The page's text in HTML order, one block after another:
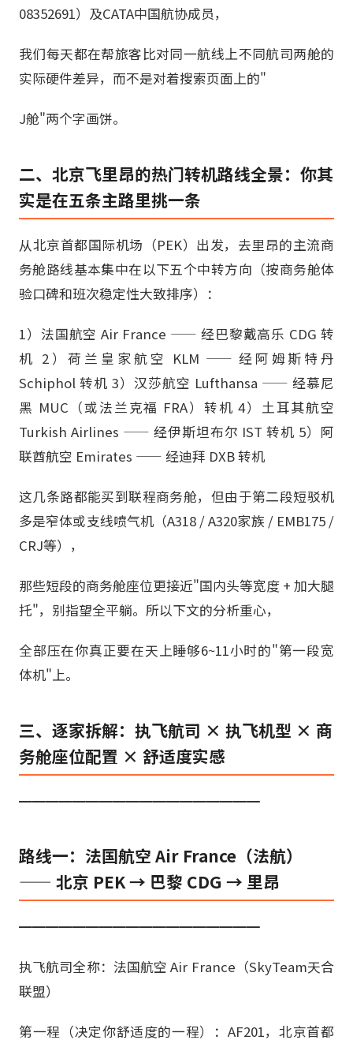
08352691）及CATA中国航协成员，
我们每天都在帮旅客比对同一航线上不同航司两舱的
实际硬件差异，而不是对着搜索页面上的"
J舱"两个字画饼。
二、北京飞里昂的热门转机路线全景：你其
实是在五条主路里挑一条
从北京首都国际机场（PEK）出发，去里昂的主流商
务舱路线基本集中在以下五个中转方向（按商务舱体
验口碑和班次稳定性大致排序）：
1）法国航空 Air France —— 经巴黎戴高乐 CDG 转
机 2）荷兰皇家航空 KLM —— 经阿姆斯特丹
Schiphol 转机 3）汉莎航空 Lufthansa —— 经慕尼
黑 MUC（或法兰克福 FRA）转机 4）土耳其航空
Turkish Airlines —— 经伊斯坦布尔 IST 转机 5）阿
联酋航空 Emirates —— 经迪拜 DXB 转机
这几条路都能买到联程商务舱，但由于第二段短驳机
多是窄体或支线喷气机（A318 / A320家族 / EMB175 /
CRJ等），
那些短段的商务舱座位更接近"国内头等宽度 + 加大腿
托"，别指望全平躺。所以下文的分析重心，
全部压在你真正要在天上睡够6~11小时的"第一段宽
体机"上。
三、逐家拆解：执飞航司 × 执飞机型 × 商
务舱座位配置 × 舒适度实感
━━━━━━━━━━━━━━━━━━
路线一：法国航空 Air France（法航）
—— 北京 PEK → 巴黎 CDG → 里昂
━━━━━━━━━━━━━━━━━━
执飞航司全称：法国航空 Air France（SkyTeam天合
联盟）
第一程（决定你舒适度的一程）：AF201，北京首都